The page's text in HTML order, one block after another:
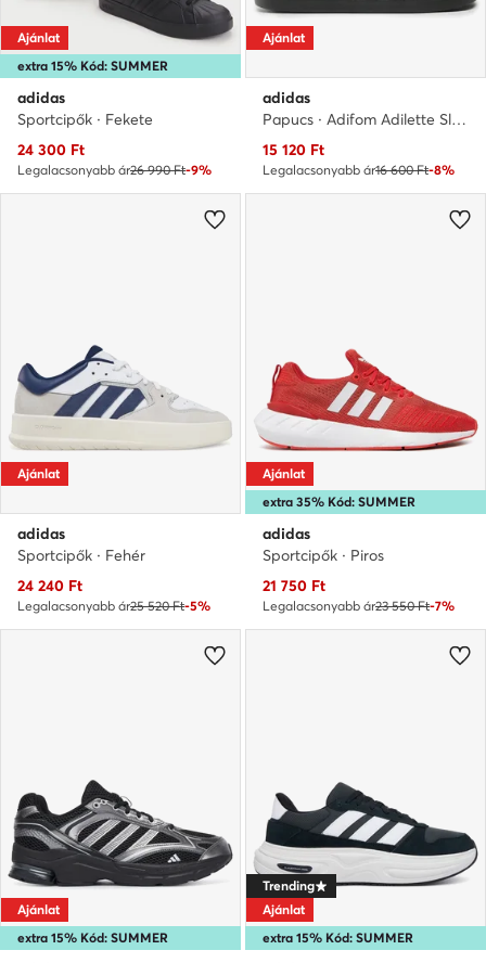
extra 15% Kód: SUMMER
Ajánlat
adidas
Sportcipők · Fekete
Aktuális ár
24 300 Ft
Legalacsonyabb ár26 990 Ft-9%
Ajánlat
adidas
Papucs · Adifom Adilette Slides HQ7218 · Fekete
Aktuális ár
15 120 Ft
Legalacsonyabb ár16 600 Ft-8%
Ajánlat
adidas
Sportcipők · Fehér
Aktuális ár
24 240 Ft
Legalacsonyabb ár25 520 Ft-5%
extra 35% Kód: SUMMER
Ajánlat
adidas
Sportcipők · Piros
Aktuális ár
21 750 Ft
Legalacsonyabb ár23 550 Ft-7%
extra 15% Kód: SUMMER
Ajánlat
extra 15% Kód: SUMMER
Trending
Ajánlat